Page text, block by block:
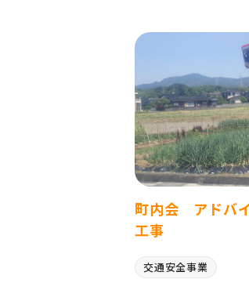
町内会 アドバ
工事
交通安全事業